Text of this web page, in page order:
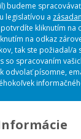
budeme
legislatívou a
potvrdíte kliknutím na
na odkaz
tak ste požiadal/a
so spracovaním
odvolať písomne,